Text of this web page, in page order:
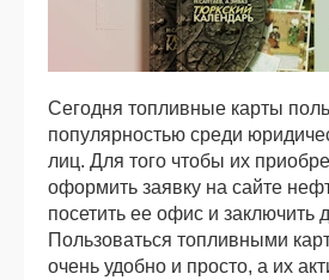
Сегодня топливные карты
популярностью среди
лиц. Для того чтобы их
оформить заявку на сайте
посетить ее офис и заключить
Пользоваться топливными
очень удобно и просто, а их